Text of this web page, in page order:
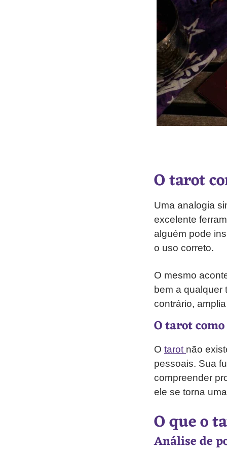
O tarot
Uma analogia
excelente
alguém pode
o uso correto.
O mesmo
bem a
contrário,
O tarot
O tarot não
pessoais. Sua
compreender
ele se torna
O que o
Análise de